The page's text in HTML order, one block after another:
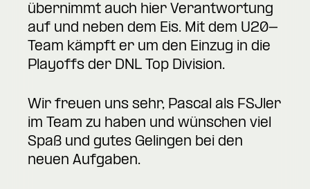
übernimmt auch hier Verantwortung
auf und neben dem Eis. Mit dem U20-
Team kämpft er um den Einzug in die
Playoffs der DNL Top Division.
Wir freuen uns sehr, Pascal als FSJler
im Team zu haben und wünschen viel
Spaß und gutes Gelingen bei den
neuen Aufgaben.